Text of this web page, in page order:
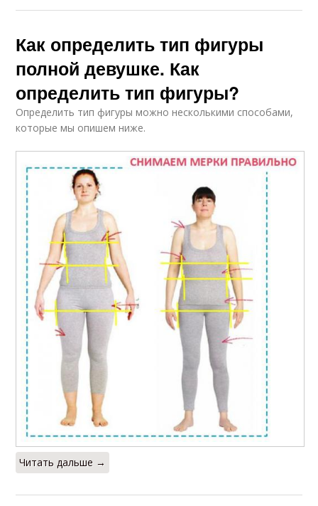
Как определить тип фигуры
полной девушке. Как
определить тип фигуры?
Определить тип фигуры можно несколькими способами,
которые мы опишем ниже.
Читать дальше →